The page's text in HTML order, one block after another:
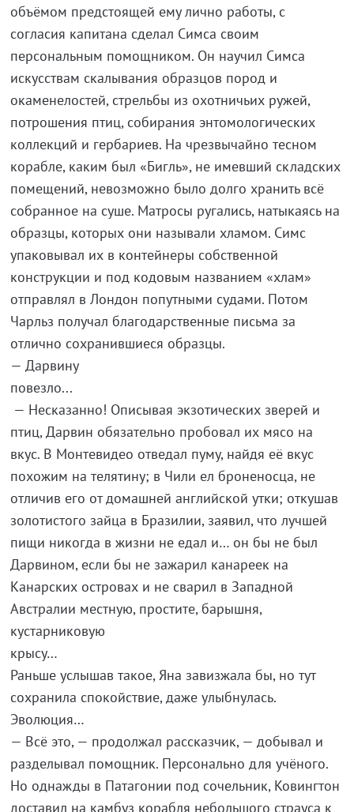
объёмом предстоящей ему лично работы, с
согласия капитана сделал Симса своим
персональным помощником. Он научил Симса
искусствам скалывания образцов пород и
окаменелостей, стрельбы из охотничьих ружей,
потрошения птиц, собирания энтомологических
коллекций и гербариев. На чрезвычайно тесном
корабле, каким был «Бигль», не имевший складских
помещений, невозможно было долго хранить всё
собранное на суше. Матросы ругались, натыкаясь на
образцы, которых они называли хламом. Симс
упаковывал их в контейнеры собственной
конструкции и под кодовым названием «хлам»
отправлял в Лондон попутными судами. Потом
Чарльз получал благодарственные письма за
отлично сохранившиеся образцы.
— Дарвину
повезло...
— Несказанно! Описывая экзотических зверей и
птиц, Дарвин обязательно пробовал их мясо на
вкус. В Монтевидео отведал пуму, найдя её вкус
похожим на телятину; в Чили ел броненосца, не
отличив его от домашней английской утки; откушав
золотистого зайца в Бразилии, заявил, что лучшей
пищи никогда в жизни не едал и… он бы не был
Дарвином, если бы не зажарил канареек на
Канарских островах и не сварил в Западной
Австралии местную, простите, барышня,
кустарниковую
Раньше услышав такое, Яна завизжала бы, но тут
сохранила спокойствие, даже улыбнулась.
Эволюция…
— Всё это, — продолжал рассказчик, — добывал и
разделывал помощник. Персонально для учёного.
Но однажды в Патагонии под сочельник, Ковингтон
доставил на камбуз корабля небольшого страуса к